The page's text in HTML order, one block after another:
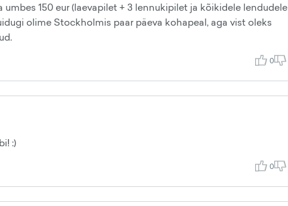
150 eur (laevapilet + 3 lennukipilet ja kõikidele lendudele
olime Stockholmis paar päeva kohapeal, aga vist oleks
0
:)
0